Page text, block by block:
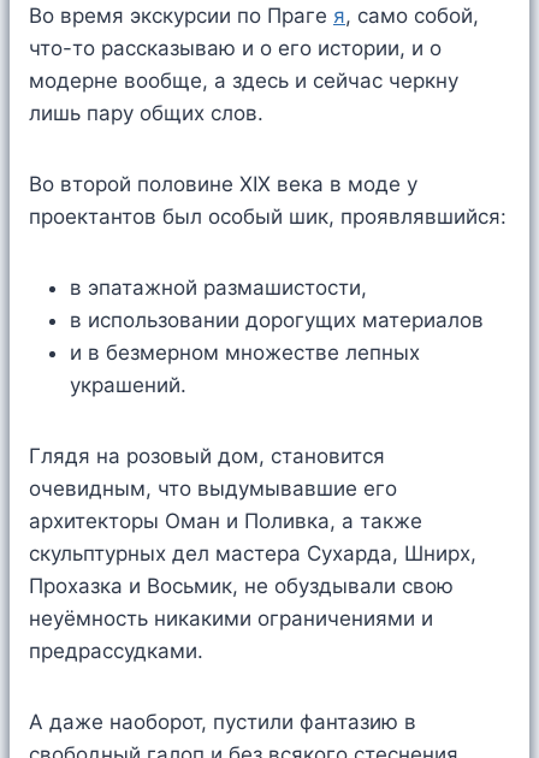
Во время экскурсии по Праге я, само собой,
что-то рассказываю и о его истории, и о
модерне вообще, а здесь и сейчас черкну
лишь пару общих слов.
Во второй половине XIX века в моде у
проектантов был особый шик, проявлявшийся:
в эпатажной размашистости,
в использовании дорогущих материалов
и в безмерном множестве лепных
украшений.
Глядя на розовый дом, становится
очевидным, что выдумывавшие его
архитекторы Оман и Поливка, а также
скульптурных дел мастера Сухарда, Шнирх,
Прохазка и Восьмик, не обуздывали свою
неуёмность никакими ограничениями и
предрассудками.
А даже наоборот, пустили фантазию в